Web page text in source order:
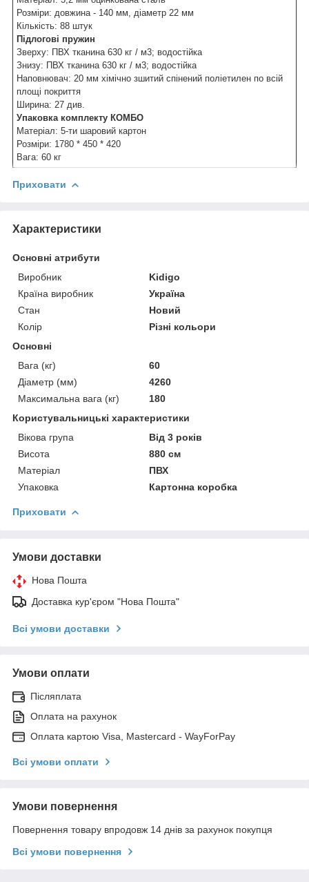
Розміри: довжина - 140 мм, діаметр 22 мм
Кількість: 88 штук
Підлогові пружин
Зверху: ПВХ тканина 630 кг / м3; водостійка
Знизу: ПВХ тканина 630 кг / м3; водостійка
Наповнювач: 20 мм хімічно зшитий спінений поліетилен по всій
площі покриття
Ширина: 27 див.
Упаковка комплекту КОМБО
Матеріал: 5-ти шаровий картон
Розміри: 1780 * 450 * 420
Вага: 60 кг
Приховати
Характеристики
Основні атрибути
Виробник
Kidigo
Країна виробник
Україна
Стан
Новий
Колір
Різні кольори
Основні
Вага (кг)
60
Діаметр (мм)
4260
Максимальна вага (кг)
180
Користувальницькі характеристики
Вікова група
Від 3 років
Висота
880 см
Матеріал
ПВХ
Упаковка
Картонна коробка
Приховати
Умови доставки
Нова Пошта
Доставка кур'єром "Нова Пошта"
Всі умови доставки
Умови оплати
Післяплата
Оплата на рахунок
Оплата картою Visa, Mastercard - WayForPay
Всі умови оплати
Умови повернення
Повернення товару впродовж 14 днів за рахунок покупця
Всі умови повернення